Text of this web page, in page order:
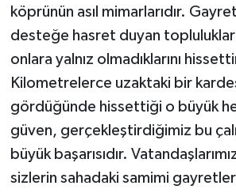
köprünün asıl mimarlarıdır.
desteğe hasret duyan
onlara yalnız olmadıklarını
Kilometrelerce uzaktaki bir
gördüğünde hissettiği o büyük
güven, gerçekleştirdiğimiz bu
büyük başarısıdır.
sizlerin sahadaki samimi
Kayseri Müftülüğü
Kilis Müftülüğü
Kırklareli Müftülüğü
Kırşehir Müftülüğü